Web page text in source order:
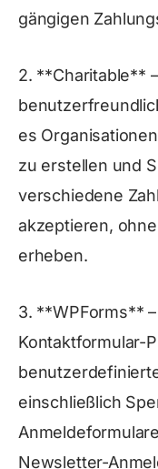
gängigen
2. **Charitable**
es
zu erstellen und
verschiedene
akzeptieren,
erheben.
3. **WPForms**
Kontaktformular-
einschließlich
Newsletter-